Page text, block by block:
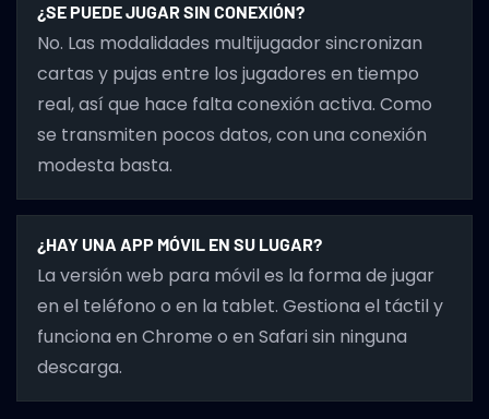
¿SE PUEDE JUGAR SIN CONEXIÓN?
No. Las modalidades multijugador sincronizan
cartas y pujas entre los jugadores en tiempo
real, así que hace falta conexión activa. Como
se transmiten pocos datos, con una conexión
modesta basta.
¿HAY UNA APP MÓVIL EN SU LUGAR?
La versión web para móvil es la forma de jugar
en el teléfono o en la tablet. Gestiona el táctil y
funciona en Chrome o en Safari sin ninguna
descarga.